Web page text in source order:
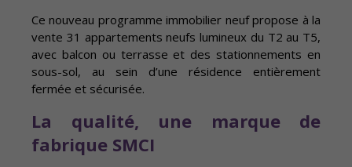
Ce nouveau programme immobilier neuf propose à la
vente 31 appartements neufs lumineux du T2 au T5,
avec balcon ou terrasse et des stationnements en
sous-sol, au sein d’une résidence entièrement
fermée et sécurisée.
La qualité, une marque de
fabrique SMCI